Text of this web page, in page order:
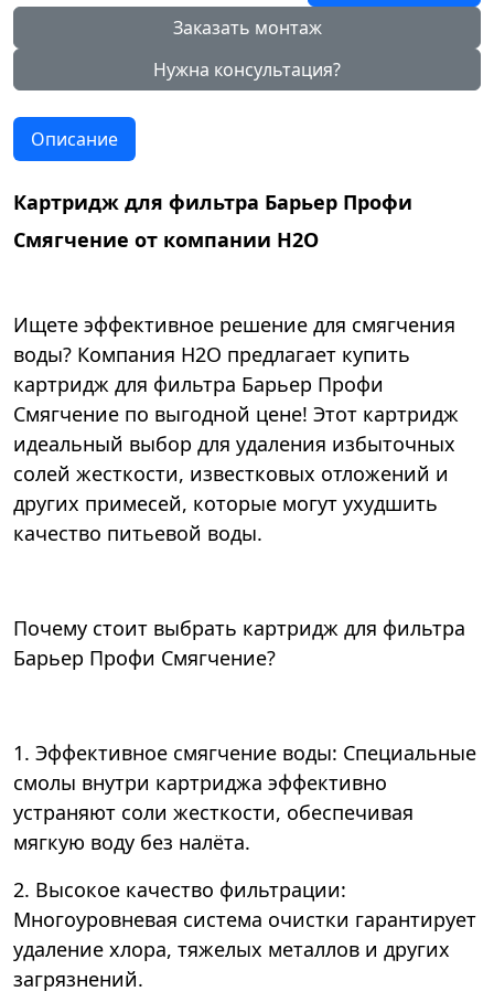
Заказать монтаж
Нужна консультация?
Описание
Картридж для фильтра Барьер Профи
Смягчение от компании Н2О
Ищете эффективное решение для смягчения
воды? Компания Н2О предлагает купить
картридж для фильтра Барьер Профи
Смягчение по выгодной цене! Этот картридж
идеальный выбор для удаления избыточных
солей жесткости, известковых отложений и
других примесей, которые могут ухудшить
качество питьевой воды.
Почему стоит выбрать картридж для фильтра
Барьер Профи Смягчение?
1. Эффективное смягчение воды: Специальные
смолы внутри картриджа эффективно
устраняют соли жесткости, обеспечивая
мягкую воду без налёта.
2. Высокое качество фильтрации:
Многоуровневая система очистки гарантирует
удаление хлора, тяжелых металлов и других
загрязнений.